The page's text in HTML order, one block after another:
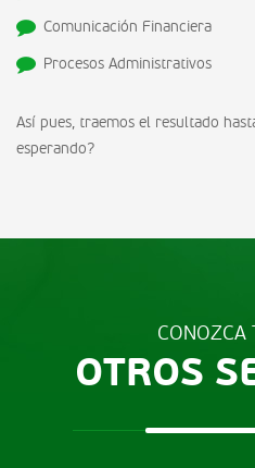
Comunicación Financiera
Procesos Administrativos
Así pues, traemos el resultado
esperando?
CONOZCA
OTROS